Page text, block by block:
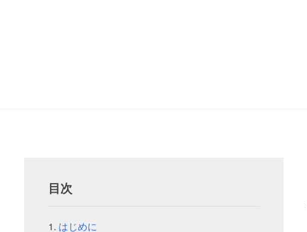
目次
はじめに